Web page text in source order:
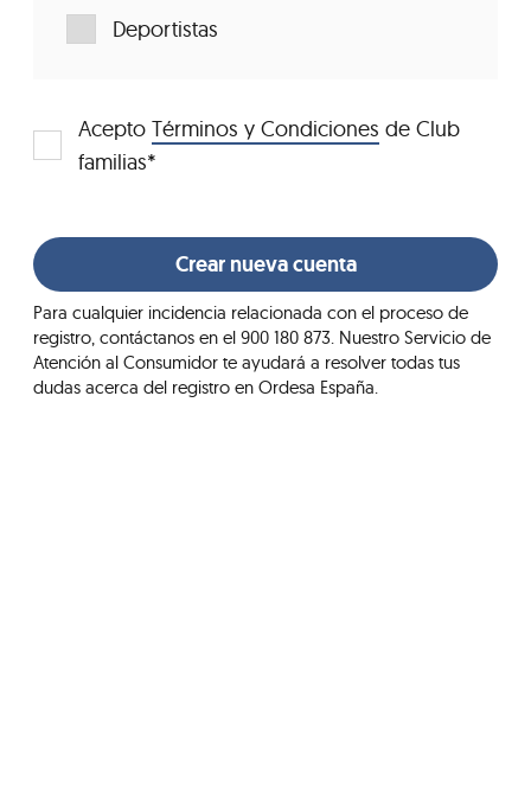
Deportistas
Acepto Términos y Condiciones de Club
familias*
Para cualquier incidencia relacionada con el proceso de
registro, contáctanos en el 900 180 873. Nuestro Servicio de
Atención al Consumidor te ayudará a resolver todas tus
dudas acerca del registro en Ordesa España.